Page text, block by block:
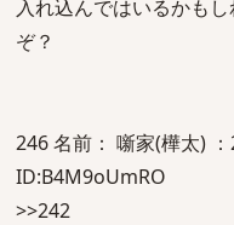
入れ込んではいるかも
ぞ？
246 名前： 噺家(樺太)
ID:B4M9oUmRO
>>242